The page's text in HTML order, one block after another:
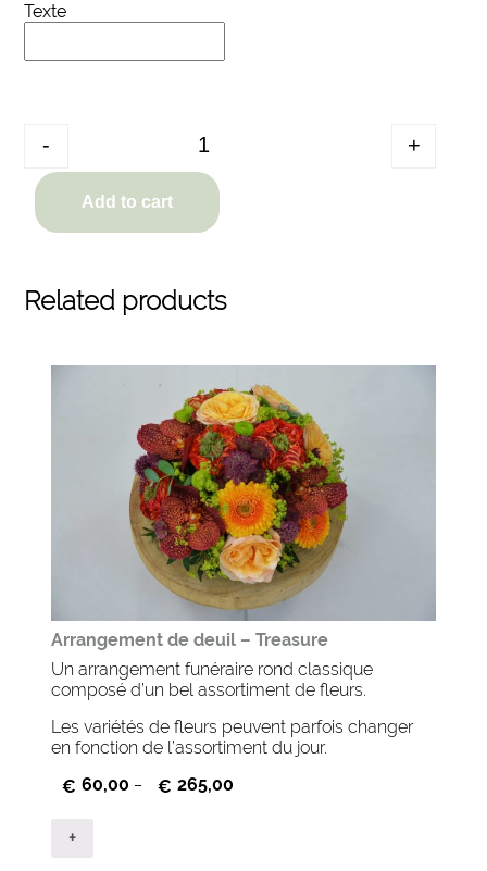
Texte
- +
Add to cart
Related products
Arrangement de deuil – Treasure
Un arrangement funéraire rond classique
composé d’un bel assortiment de fleurs.
Les variétés de fleurs peuvent parfois changer
en fonction de l’assortiment du jour.
€ 60,00 – € 265,00
+